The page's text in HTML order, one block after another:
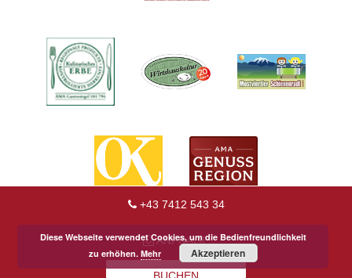
+43 7412 543 34
ANFRAGE
Diese Webseite verwendet Cookies, um die Bedienfreundlichkeit
zu erhöhen. Mehr Akzeptieren